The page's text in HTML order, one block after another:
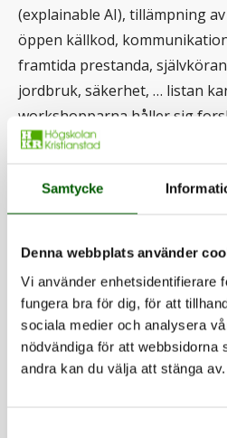
Samtycke
Denna webbplats använder
Vi använder enhetsidentifierare
fungera bra för dig, för att
sociala medier och analysera
nödvändiga för att webbsidorna
andra kan du välja att stänga av.
(explainable AI), tillämpning
öppen källkod,
framtida prestanda,
jordbruk, säkerhet, … listan
workshopparna håller sig
industrin uppdaterade och
forskningsprojekt.
– Deltagarna är forskare från
Det är viktigt för vår
RECS, att kunna etablera sig i
sammanhang och sprida
håller på med här i